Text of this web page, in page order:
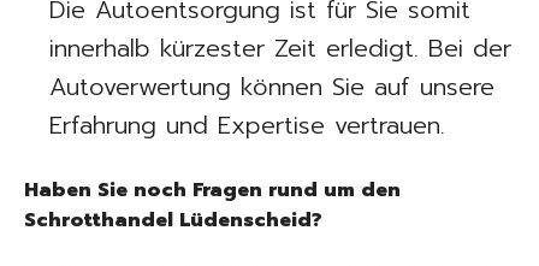
Die Autoentsorgung ist für Sie somit
innerhalb kürzester Zeit erledigt. Bei der
Autoverwertung können Sie auf unsere
Erfahrung und Expertise vertrauen.
Haben Sie noch Fragen rund um den
Schrotthandel Lüdenscheid?